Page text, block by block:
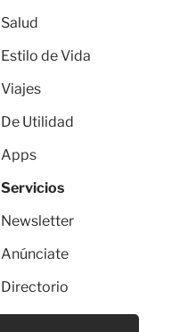
Salud
Estilo de Vida
Viajes
De Utilidad
Apps
Servicios
Newsletter
Anúnciate
Directorio